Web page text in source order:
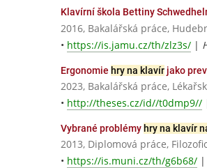
Klavírní škola Bettiny
2016, Bakalářská práce,
• https://is.jamu.cz/th/zlz3s/ |
Ergonomie hry na klavír jako
2023, Bakalářská práce,
• http://theses.cz/id//t0dmp9//
Vybrané problémy hry na klavír
2013, Diplomová práce,
• https://is.muni.cz/th/g6b68/ |